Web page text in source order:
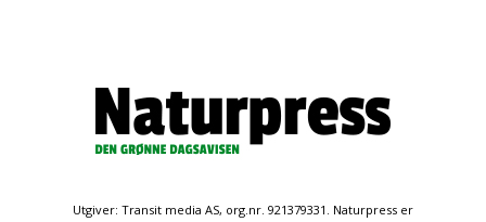
Utgiver: Transit media AS, org.nr. 921379331. Naturpress er